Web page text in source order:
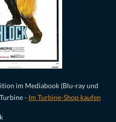
im Mediabook (Blu-ray und
- Im Turbine-Shop kaufen